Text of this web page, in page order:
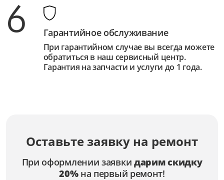
6 Гарантийное обслуживание
При гарантийном случае вы всегда можете
обратиться в наш сервисный центр.
Гарантия на запчасти и услуги до 1 года.
Оставьте заявку на ремонт
При оформлении заявки дарим скидку
20%на первый ремонт!